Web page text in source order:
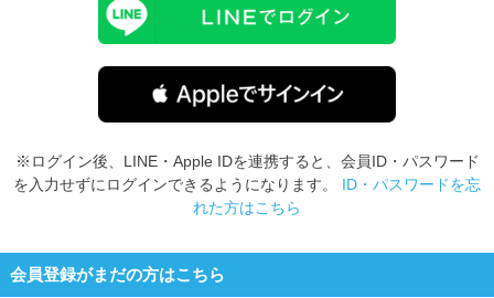
※ログイン後、LINE・Apple IDを連携すると、会員ID・パスワード
を入力せずにログインできるようになります。 ID・パスワードを忘
れた方はこちら
会員登録がまだの方はこちら